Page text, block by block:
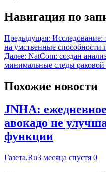
Навигация по
Предыдущая: Исследование:
на умственные
Далее: NatCom: создан
минимальные следы
Похожие новости
JNHA:
авокадо не
функции
Газета.Ru3 месяца спустя 0